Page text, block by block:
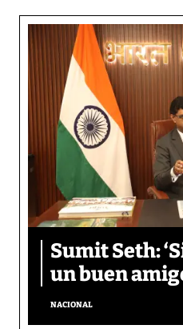
Sumit Seth:
un buen
NACIONAL